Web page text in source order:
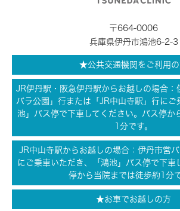
〒664-0006
兵庫県伊丹市鴻池6-2-3
★公共交通機関をご利用
JR伊丹駅・阪急伊丹駅からお越しの場合：
バラ公園」行または「JR中山寺駅」行にご
池」バス停で下車してください。バス停か
1分です。
JR中山寺駅からお越しの場合：伊丹市営
にご乗車いただき、「鴻池」バス停で下車
停から当院までは徒歩約1分で
★お車でお越しの方